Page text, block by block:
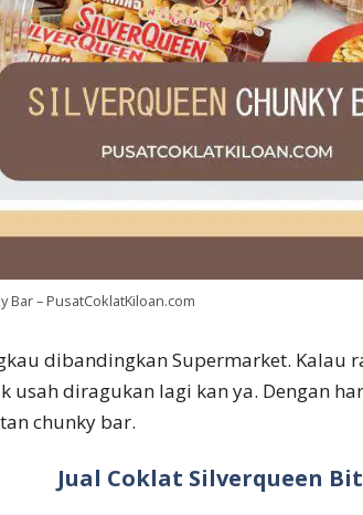
Bar – PusatCoklatKiloan.com
dibandingkan Supermarket. Kalau
usah diragukan lagi kan ya. Dengan
chunky bar.
Jual Coklat Silverqueen